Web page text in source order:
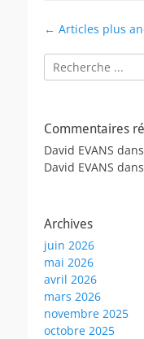
Navigation
articles
← Articles plus
Rechercher :
Commentaires
David EVANS dans
David EVANS dans
Archives
juin 2026
mai 2026
avril 2026
mars 2026
novembre 2025
octobre 2025